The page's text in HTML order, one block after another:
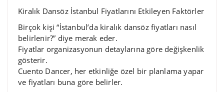
Kiralık Dansöz İstanbul Fiyatlarını Etkileyen Faktörler
Birçok kişi “İstanbul’da kiralık dansöz fiyatları nasıl
belirlenir?” diye merak eder.
Fiyatlar organizasyonun detaylarına göre değişkenlik
gösterir.
Cuento Dancer, her etkinliğe özel bir planlama yapar
ve fiyatları buna göre belirler.